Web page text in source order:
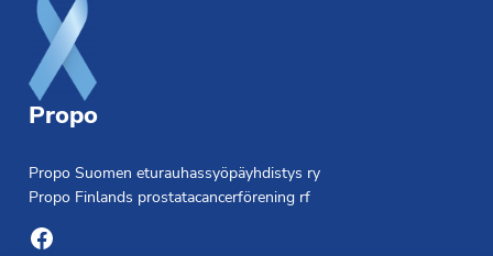
Propo
Propo Suomen eturauhassyöpäyhdistys ry
Propo Finlands prostatacancerförening rf
Facebook